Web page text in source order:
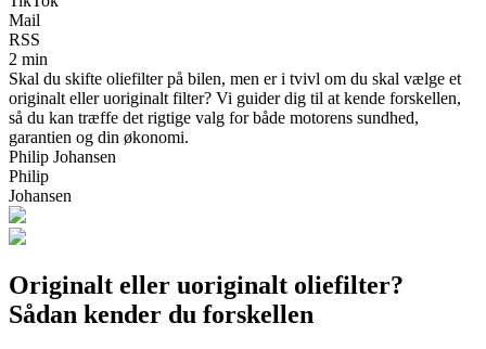
Mail
RSS
2 min
Skal du skifte oliefilter på bilen, men er i tvivl om du skal vælge et
originalt eller uoriginalt filter? Vi guider dig til at kende forskellen,
så du kan træffe det rigtige valg for både motorens sundhed,
garantien og din økonomi.
Philip Johansen
Philip
Johansen
Originalt eller uoriginalt oliefilter?
Sådan kender du forskellen